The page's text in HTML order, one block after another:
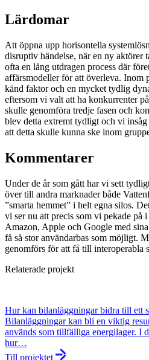
Lärdomar
Att öppna upp horisontella
disruptiv händelse, när en ny aktörer
ofta en lång utdragen process där
affärsmodeller för att överleva. Inom
känd faktor och en mycket tydlig
eftersom vi valt att ha konkurrenter
skulle genomföra tredje fasen och
blev detta extremt tydligt och vi
att detta skulle kunna ske inom
Kommentarer
Under de år som gått har vi sett
över till andra marknader både
”smarta hemmet” i helt egna silos.
vi ser nu att precis som vi pekade på
Amazon, Apple och Google med
få så stor användarbas som möjligt.
genomförs för att få till interoperabla
Relaterade projekt
Hur kan bilanläggningar bidra till ett
Bilanläggningar kan bli en viktig
används som tillfälliga energilager. I
hur…
Till projektet